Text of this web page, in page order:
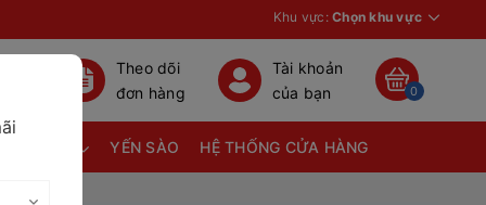
Khu vực: Chọn khu vực
Theo dõi
đơn hàng
Tài khoản
của bạn
0
YẾN SÀO HỆ THỐNG CỬA HÀNG